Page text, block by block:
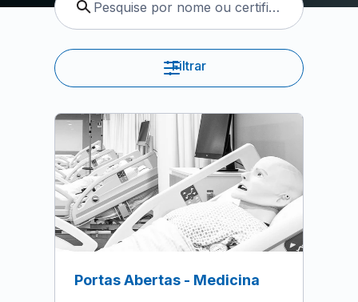
Portas Abertas - Medicina